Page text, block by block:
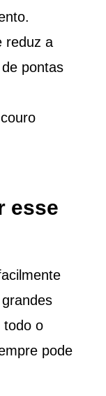
reduz a
pontas
esse
todo o
pode